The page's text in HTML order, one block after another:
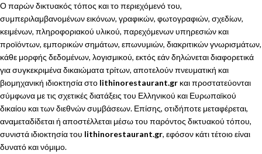
Ο παρών δικτυακός τόπος και το περιεχόμενό του,
συμπεριλαμβανομένων εικόνων, γραφικών, φωτογραφιών, σχεδίων,
κειμένων, πληροφοριακού υλικού, παρεχόμενων υπηρεσιών και
προϊόντων, εμπορικών σημάτων, επωνυμιών, διακριτικών γνωρισμάτων,
κάθε μορφής δεδομένων, λογισμικού, εκτός εάν δηλώνεται διαφορετικά
για συγκεκριμένα δικαιώματα τρίτων, αποτελούν πνευματική και
βιομηχανική ιδιοκτησία στο lithinorestaurant.gr και προστατεύονται
σύμφωνα με τις σχετικές διατάξεις του Ελληνικού και Ευρωπαϊκού
δικαίου και των διεθνών συμβάσεων. Επίσης, οτιδήποτε μεταφέρεται,
αναμεταδίδεται ή αποστέλλεται μέσω του παρόντος δικτυακού τόπου,
συνιστά ιδιοκτησία του lithinorestaurant.gr, εφόσον κάτι τέτοιο είναι
δυνατό και νόμιμο.